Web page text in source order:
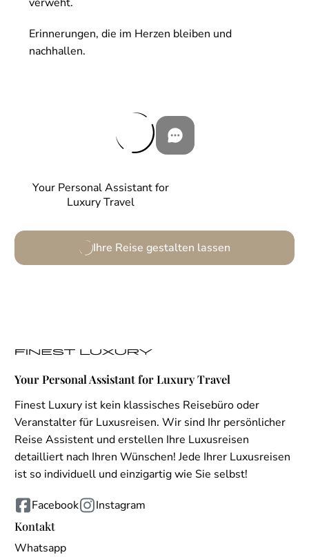
Your Personal Assistant for
Luxury Travel
Ihre Reise gestalten lassen
Erinnerungen, die im Herzen bleiben und
nachhallen.
Your Personal Assistant for Luxury Travel
Finest Luxury ist kein klassisches Reisebüro oder
Veranstalter für Luxusreisen. Wir sind Ihr persönlicher
Reise Assistent und erstellen Ihre Luxusreisen
detailliert nach Ihren Wünschen! Jede Ihrer Luxusreisen
ist so individuell und einzigartig wie Sie selbst!
Facebook
Instagram
Kontakt
Whatsapp